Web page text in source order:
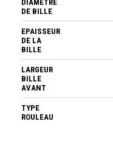
DIAMETRE
DE BILLE
EPAISSEUR
DE LA
BILLE
LARGEUR
BILLE
AVANT
TYPE
ROULEAU